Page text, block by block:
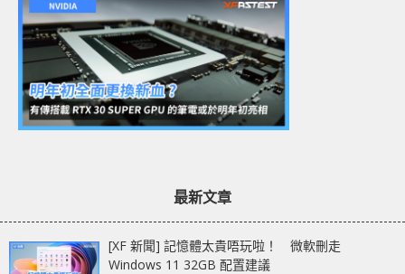
最新文章
[XF 新聞] 記憶體太貴唔玩啦！ 微軟刪走
Windows 11 32GB 配置建議